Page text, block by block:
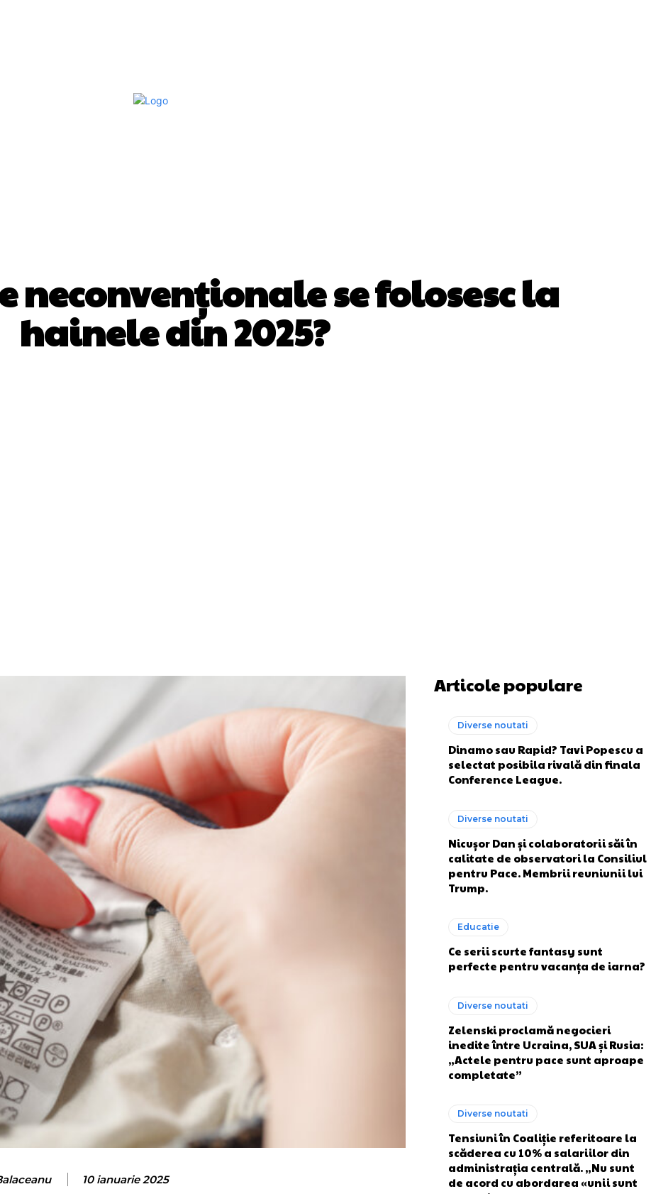
neconvenționale se folosesc la
hainele din 2025?
10 ianuarie 2025
Articole populare
Diverse noutati
Dinamo sau Rapid? Tavi Popescu a
selectat posibila rivală din finala
Conference League.
Diverse noutati
Nicușor Dan și colaboratorii săi în
calitate de observatori la Consiliul
pentru Pace. Membrii reuniunii lui
Trump.
Educatie
Ce serii scurte fantasy sunt
perfecte pentru vacanța de iarna?
Diverse noutati
Zelenski proclamă negocieri
inedite între Ucraina, SUA și Rusia:
„Actele pentru pace sunt aproape
completate”
Diverse noutati
Tensiuni în Coaliție referitoare la
scăderea cu 10% a salariilor din
administrația centrală. „Nu sunt
de acord cu abordarea «unii sunt